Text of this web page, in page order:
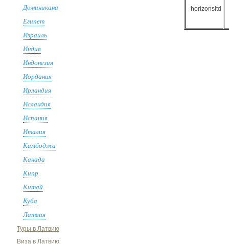
Доминикана
Египет
Израиль
Индия
Индонезия
Иордания
Ирландия
Исландия
Испания
Италия
Камбоджа
Канада
Кипр
Китай
Куба
Латвия
Туры в Латвию
Виза в Латвию
horizonsltd